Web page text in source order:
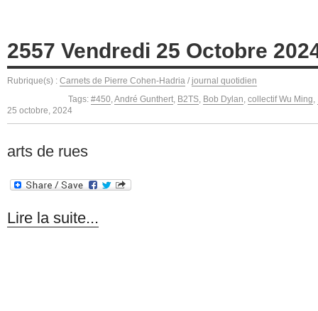
2557 Vendredi 25 Octobre
Rubrique(s) : Carnets de Pierre Cohen-Hadria / journal quotidien
Tags: #450 André Gunthert B2TS Bob Dylan collectif Wu Ming
25 octobre, 2024
arts de rues
Lire la suite...